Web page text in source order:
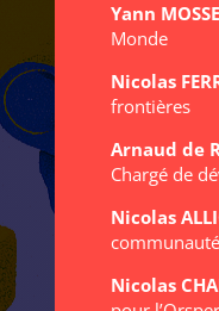
Yann
Monde
Nicolas
frontières
Arnaud de
Chargé de
Nicolas
Nicolas